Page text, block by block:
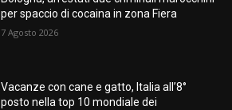
per spaccio di cocaina in zona Fiera
7 Agosto 2026
Vacanze con cane e gatto, Italia all’8°
posto nella top 10 mondiale dei